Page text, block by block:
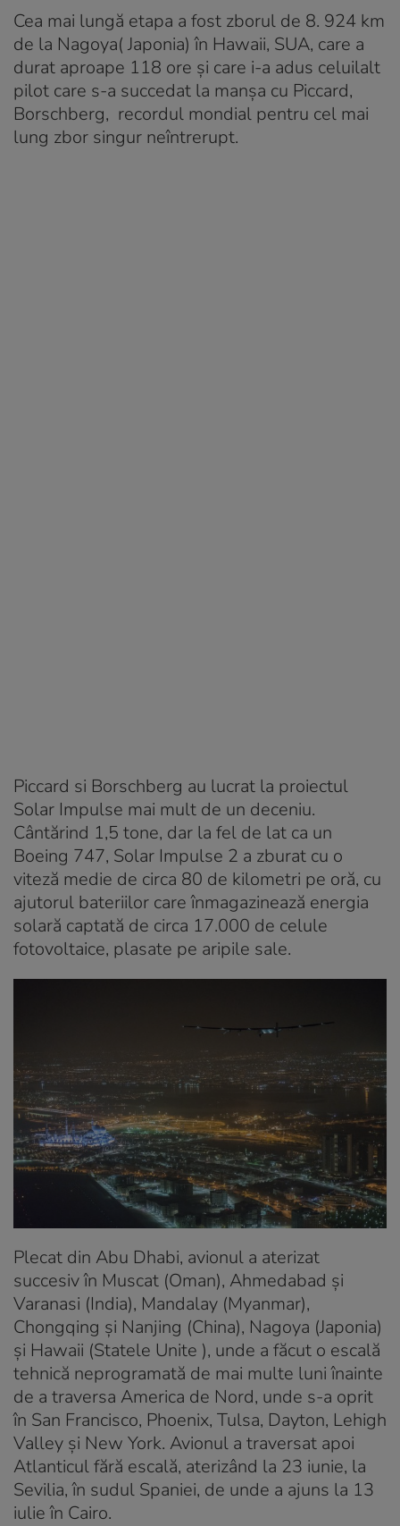
Cea mai lungă etapa a fost zborul de 8. 924 km
de la Nagoya( Japonia) în Hawaii, SUA, care a
durat aproape 118 ore și care i-a adus celuilalt
pilot care s-a succedat la manșa cu Piccard,
Borschberg, recordul mondial pentru cel mai
lung zbor singur neîntrerupt.
Piccard si Borschberg au lucrat la proiectul
Solar Impulse mai mult de un deceniu.
Cântărind 1,5 tone, dar la fel de lat ca un
Boeing 747, Solar Impulse 2 a zburat cu o
viteză medie de circa 80 de kilometri pe oră, cu
ajutorul bateriilor care înmagazinează energia
solară captată de circa 17.000 de celule
fotovoltaice, plasate pe aripile sale.
Plecat din Abu Dhabi, avionul a aterizat
succesiv în Muscat (Oman), Ahmedabad și
Varanasi (India), Mandalay (Myanmar),
Chongqing și Nanjing (China), Nagoya (Japonia)
și Hawaii (Statele Unite ), unde a făcut o escală
tehnică neprogramată de mai multe luni înainte
de a traversa America de Nord, unde s-a oprit
în San Francisco, Phoenix, Tulsa, Dayton, Lehigh
Valley și New York. Avionul a traversat apoi
Atlanticul fără escală, aterizând la 23 iunie, la
Sevilia, în sudul Spaniei, de unde a ajuns la 13
iulie în Cairo.